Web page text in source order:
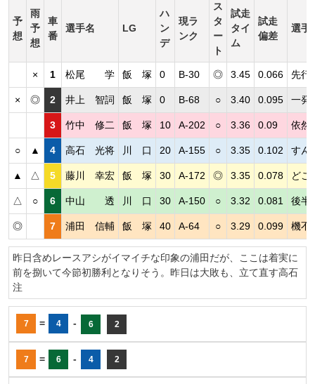
予
想
雨
予
想
車
番
選手名 LG
ハ
ン
デ
現ラ
ンク
ス
タ
ー
ト
試走
タイ
ム
試走
偏差
選手
× 1 松尾 学 飯 塚 0 B-30 ◎ 3.45 0.066 先行
× ◎ 2 井上 智詞 飯 塚 0 B-68 ○ 3.40 0.095 一発
3 竹中 修二 飯 塚 10 A-202 ○ 3.36 0.09 依然
○ ▲ 4 高石 光将 川 口 20 A-155 ○ 3.35 0.102 すん
▲ △ 5 藤川 幸宏 飯 塚 30 A-172 ◎ 3.35 0.078 どこ
△ ○ 6 中山 透 川 口 30 A-150 ○ 3.32 0.081 後半
◎ 7 浦田 信輔 飯 塚 40 A-64 ○ 3.29 0.099 機不
昨日含めレースアシがイマイチな印象の浦田だが、ここは着実に
前を捌いて今節初勝利となりそう。昨日は大敗も、立て直す高石
注
7 = 4 - 6 2
7 = 6 - 4 2